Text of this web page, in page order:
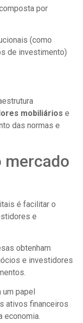
por
(como
de investimento)
mobiliários e
das normas e
mercado
é facilitar o
e
obtenham
e investidores
papel
ativos financeiros
economia.